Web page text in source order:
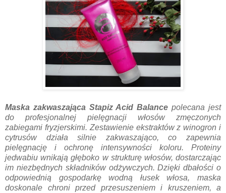
Maska zakwaszająca Stapiz Acid Balancepolecana jest
do profesjonalnej pielęgnacji włosów zmęczonych
zabiegami fryzjerskimi. Zestawienie ekstraktów z winogron i
cytrusów działa silnie zakwaszająco, co zapewnia
pielęgnację i ochronę intensywności koloru. Proteiny
jedwabiu wnikają głęboko w strukturę włosów, dostarczając
im niezbędnych składników odżywczych. Dzięki dbałości o
odpowiednią gospodarkę wodną łusek włosa, maska
doskonale chroni przed przesuszeniem i kruszeniem, a